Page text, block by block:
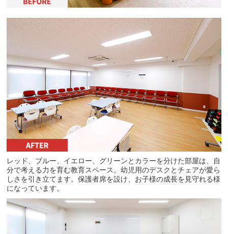
レッド、ブルー、イエロー、グリーンとカラーを分けた部屋は、自
分で考える力を育む教育スペース。幼児用のデスクとチェアが愛ら
しさを引き立てます。保護者席を設け、お子様の成長を見守れる様
になっています。